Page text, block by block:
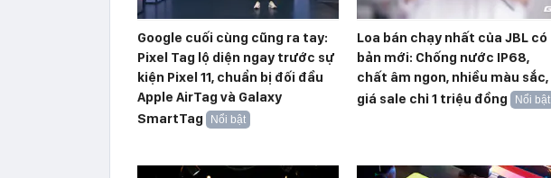
Google cuối cùng cũng ra tay:
Pixel Tag lộ diện ngay trước sự
kiện Pixel 11, chuẩn bị đối đầu
Apple AirTag và Galaxy
SmartTag
Nổi bật
Loa bán chạy nhất của JBL có
bản mới: Chống nước IP68,
chất âm ngon, nhiều màu sắc,
giá sale chỉ 1 triệu đồng
Nổi bật